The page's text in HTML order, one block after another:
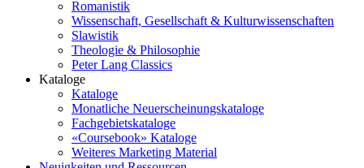
Romanistik
Wissenschaft, Gesellschaft & Kulturwissenschaften
Slawistik
Theologie & Philosophie
Peter Lang Classics
Kataloge
Kataloge
Monatliche Neuerscheinungskataloge
Fachgebietskataloge
«Coursebook» Kataloge
Weiteres Marketing Material